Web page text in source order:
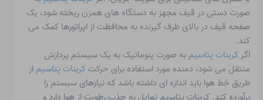
صورت دستی در قیف مجهز به دستگاه های همزن ریخته شود، یک
صفحه قیف در بالای ظرف گیرنده به محافظت از اپراتورها کمک می
کند.
اگر کربنات پتاسیم به صورت پنوماتیک به یک سیستم پردازش
منتقل می شود، دمنده مورد استفاده برای حرکت کربنات پتاسیم از
طریق خط هوا باید اندازه ای داشته باشد که نیازهای سیستم را